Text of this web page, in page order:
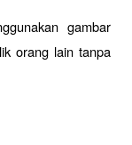
gambar
orang lain tanpa